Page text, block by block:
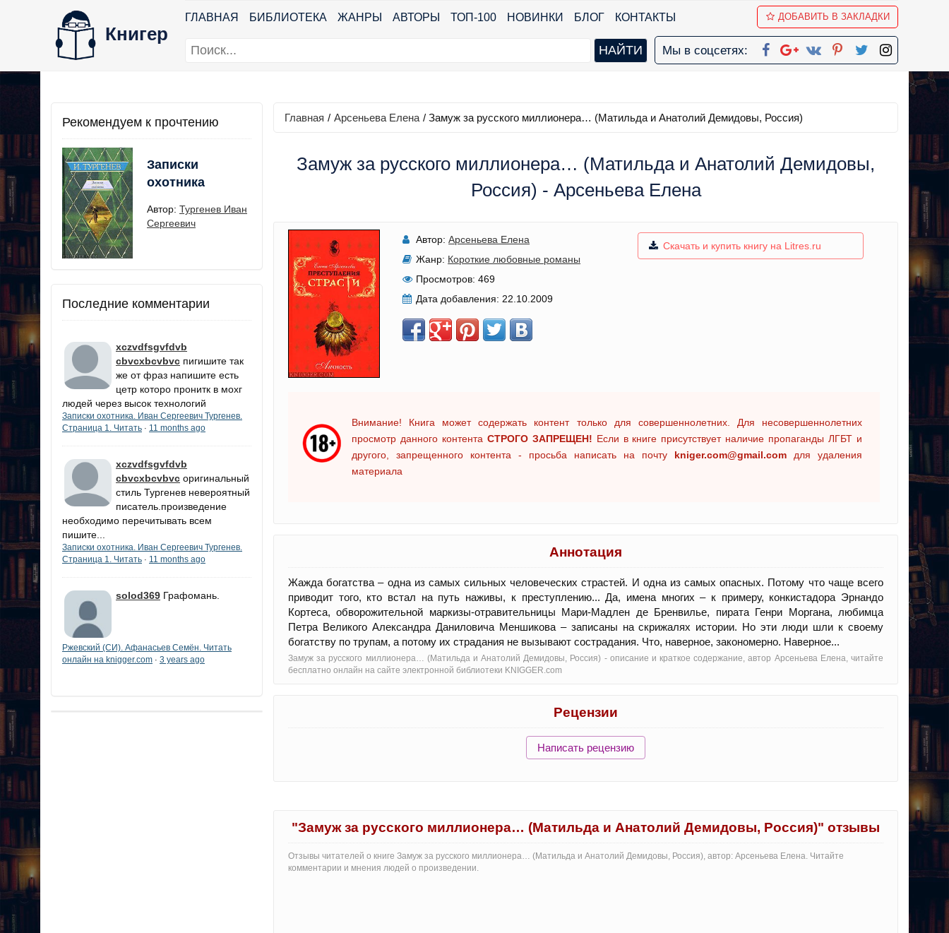
Книгер
ГЛАВНАЯ БИБЛИОТЕКА ЖАНРЫ АВТОРЫ ТОП-100 НОВИНКИ БЛОГ КОНТАКТЫ ДОБАВИТЬ В ЗАКЛАДКИ
Мы в соцсетях:
Рекомендуем к прочтению
Записки
охотника
Автор: Тургенев Иван
Сергеевич
Последние комментарии
xczvdfsgvfdvb
cbvcxbcvbvc пигишите так
же от фраз напишите есть
цетр которо пронитк в мохг
людей через высок технологий
Записки охотника. Иван Сергеевич Тургенев.
Страница 1. Читать · 11 months ago
xczvdfsgvfdvb
cbvcxbcvbvc оригинальный
стиль Тургенев невероятный
писатель.произведение
необходимо перечитывать всем
пишите...
Записки охотника. Иван Сергеевич Тургенев.
Страница 1. Читать · 11 months ago
solod369 Графомань.
Ржевский (СИ). Афанасьев Семён. Читать
онлайн на knigger.com · 3 years ago
Главная / Арсеньева Елена / Замуж за русского миллионера… (Матильда и Анатолий Демидовы, Россия)
Замуж за русского миллионера… (Матильда и Анатолий Демидовы,
Россия) - Арсеньева Елена
Автор: Арсеньева Елена
Жанр: Короткие любовные романы
Просмотров: 469
Дата добавления: 22.10.2009
Скачать и купить книгу на Litres.ru
Внимание! Книга может содержать контент только для совершеннолетних. Для несовершеннолетних
просмотр данного контента СТРОГО ЗАПРЕЩЕН! Если в книге присутствует наличие пропаганды ЛГБТ и
другого, запрещенного контента - просьба написать на почту kniger.com@gmail.com для удаления
материала
Аннотация
Жажда богатства – одна из самых сильных человеческих страстей. И одна из самых опасных. Потому что чаще всего
приводит того, кто встал на путь наживы, к преступлению... Да, имена многих – к примеру, конкистадора Эрнандо
Кортеса, обворожительной маркизы-отравительницы Мари-Мадлен де Бренвилье, пирата Генри Моргана, любимца
Петра Великого Александра Даниловича Меншикова – записаны на скрижалях истории. Но эти люди шли к своему
богатству по трупам, а потому их страдания не вызывают сострадания. Что, наверное, закономерно. Наверное...
Замуж за русского миллионера… (Матильда и Анатолий Демидовы, Россия) - oписание и краткое содержание, автор Арсеньева Елена, читайте
бесплатно онлайн на сайте электронной библиотеки KNIGGER.com
Рецензии
Написать рецензию
"Замуж за русского миллионера… (Матильда и Анатолий Демидовы, Россия)" отзывы
Отзывы читателей о книге Замуж за русского миллионера… (Матильда и Анатолий Демидовы, Россия), автор: Арсеньева Елена. Читайте
комментарии и мнения людей о произведении.